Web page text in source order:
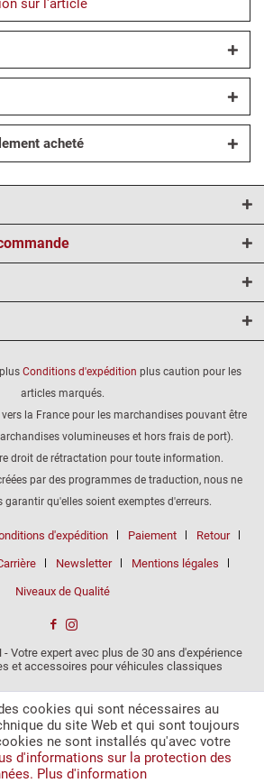
sur l'article
acheté
Conditions d'expédition plus caution pour les
articles marqués.
la France pour les marchandises pouvant être
volumineuses et hors frais de port).
droit de rétractation pour toute information.
par des programmes de traduction, nous ne
qu'elles soient exemptes d'erreurs.
d'expédition Paiement Retour
Newsletter Mentions légales
Niveaux de Qualité
Votre expert avec plus de 30 ans d'expérience
et accessoires pour véhicules classiques
cookies qui sont nécessaires au
du site Web et qui sont toujours
ne sont installés qu'avec votre
d'informations sur la protection des
Plus d'information